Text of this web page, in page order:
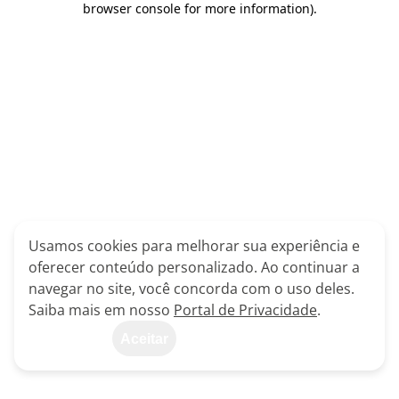
browser console for more information).
Usamos cookies para melhorar sua experiência e
oferecer conteúdo personalizado. Ao continuar a
navegar no site, você concorda com o uso deles.
Saiba mais em nosso Portal de Privacidade.